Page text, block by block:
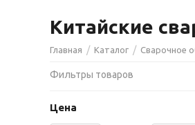
Китайские
Главная / Каталог / Сварочное
Фильтры товаров
Цена